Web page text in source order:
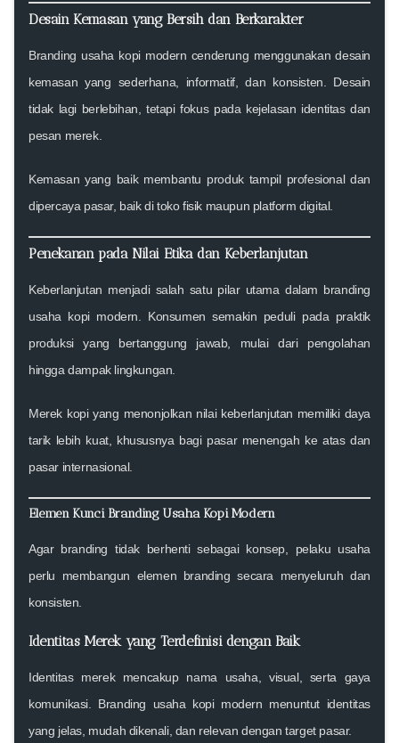
Desain Kemasan yang Bersih dan Berkarakter
Branding usaha kopi modern cenderung menggunakan desain
kemasan yang sederhana, informatif, dan konsisten. Desain
tidak lagi berlebihan, tetapi fokus pada kejelasan identitas dan
pesan merek.
Kemasan yang baik membantu produk tampil profesional dan
dipercaya pasar, baik di toko fisik maupun platform digital.
Penekanan pada Nilai Etika dan Keberlanjutan
Keberlanjutan menjadi salah satu pilar utama dalam branding
usaha kopi modern. Konsumen semakin peduli pada praktik
produksi yang bertanggung jawab, mulai dari pengolahan
hingga dampak lingkungan.
Merek kopi yang menonjolkan nilai keberlanjutan memiliki daya
tarik lebih kuat, khususnya bagi pasar menengah ke atas dan
pasar internasional.
Elemen Kunci Branding Usaha Kopi Modern
Agar branding tidak berhenti sebagai konsep, pelaku usaha
perlu membangun elemen branding secara menyeluruh dan
konsisten.
Identitas Merek yang Terdefinisi dengan Baik
Identitas merek mencakup nama usaha, visual, serta gaya
komunikasi. Branding usaha kopi modern menuntut identitas
yang jelas, mudah dikenali, dan relevan dengan target pasar.